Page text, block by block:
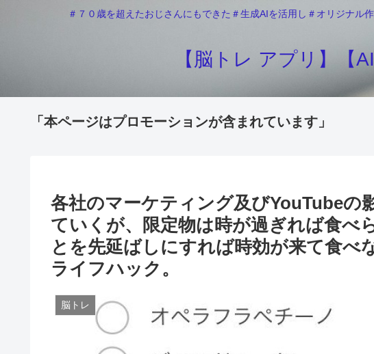
＃７０歳を超えたおじさんにもできた＃生成AIを活用し＃オリジナル
【脳トレ アプリ】【
「本ページはプロモーションが含まれています」
各社のマーケティング及びYouTubeの
ていくが、限定物は時が過ぎれば食べ
とを先延ばしにすれば時効が来て食べ
ライフハック。
脳トレ